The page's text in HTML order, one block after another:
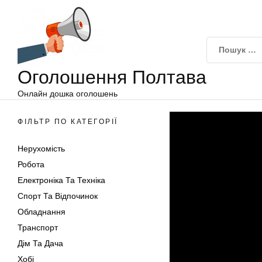
Оголошення Полтава
Онлайн дошка оголошень
ФІЛЬТР ПО КАТЕГОРІЇ
Нерухомість
Робота
Електроніка Та Техніка
Спорт Та Відпочинок
Обладнання
Транспорт
Дім Та Дача
Хобі